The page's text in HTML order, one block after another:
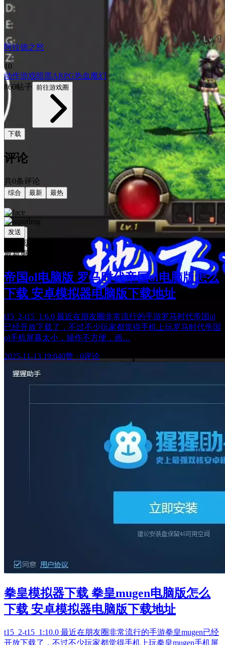
阿拉德之怒
10
动作游戏暗黑ARPG热血 魔幻
860帖子 前往游戏圈
下载
评论
共0条评论
综合 最新 最热
发送
相关阅读
最新更新
帝国ol电脑版 罗马时代帝国ol电脑版怎么
下载 安卓模拟器电脑版下载地址
t15_2-t15_1:6.0 最近在朋友圈非常流行的手游罗马时代帝国ol
已经开放下载了，不过不少玩家都觉得手机上玩罗马时代帝国
ol手机屏幕太小，操作不方便，画…
2025-11-13 19:040赞 · 0评论
拳皇模拟器下载 拳皇mugen电脑版怎么
下载 安卓模拟器电脑版下载地址
t15_2-t15_1:10.0 最近在朋友圈非常流行的手游拳皇mugen已经
开放下载了，不过不少玩家都觉得手机上玩拳皇mugen手机屏